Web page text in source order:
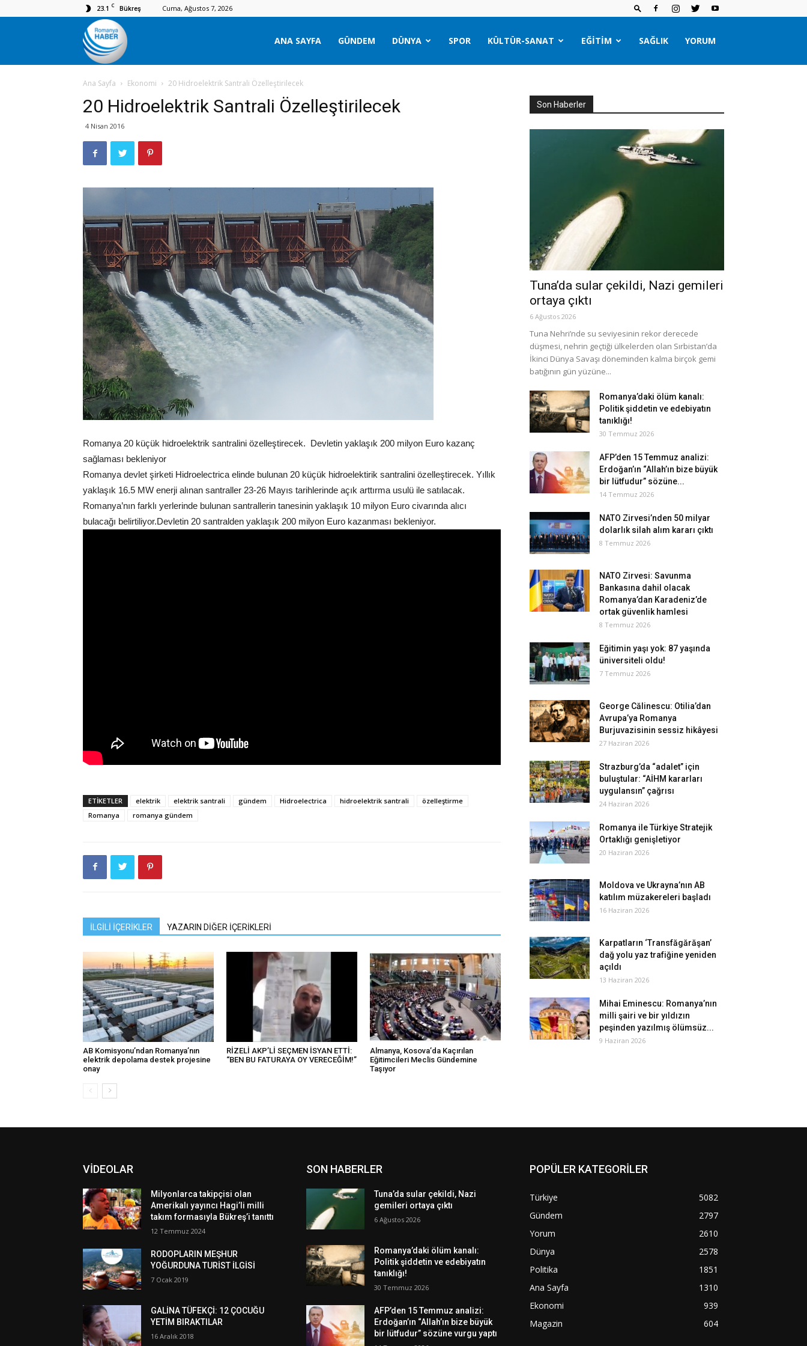
23.1 C Bükreş Cuma, Ağustos 7, 2026
Romanya
Haber
ANA SAYFA GÜNDEM DÜNYA SPOR KÜLTÜR-SANAT EĞITIM SAĞLIK YORUM
Ana Sayfa Ekonomi 20 Hidroelektrik Santrali Özelleştirilecek
20 Hidroelektrik Santrali Özelleştirilecek
4 Nisan 2016
Romanya 20 küçük hidroelektrik santralini özelleştirecek. Devletin yaklaşık 200 milyon Euro kazanç
sağlaması bekleniyor
Romanya devlet şirketi Hidroelectrica elinde bulunan 20 küçük hidroelektirik santralini özelleştirecek. Yıllık
yaklaşık 16.5 MW enerji alınan santraller 23-26 Mayıs tarihlerinde açık arttırma usulü ile satılacak.
Romanya’nın farklı yerlerinde bulunan santrallerin tanesinin yaklaşık 10 milyon Euro civarında alıcı
bulacağı belirtiliyor.Devletin 20 santralden yaklaşık 200 milyon Euro kazanması bekleniyor.
ETIKETLER elektrik elektrik santrali gündem Hidroelectrica hidroelektrik santrali
özelleştirme
Romanya
romanya gündem
İLGİLİ İÇERİKLER YAZARIN DİĞER İÇERİKLERİ
AB Komisyonu’ndan Romanya’nın
elektrik depolama destek projesine
onay
RİZELİ AKP’Lİ SEÇMEN İSYAN ETTİ:
“BEN BU FATURAYA OY VERECEĞİM!”
Almanya, Kosova’da Kaçırılan
Eğitimcileri Meclis Gündemine
Taşıyor
Son Haberler
Tuna’da sular çekildi, Nazi gemileri
ortaya çıktı
6 Ağustos 2026
Tuna Nehri’nde su seviyesinin rekor derecede
düşmesi, nehrin geçtiği ülkelerden olan Sırbistan’da
İkinci Dünya Savaşı döneminden kalma birçok gemi
batığının gün yüzüne...
Romanya’daki ölüm kanalı:
Politik şiddetin ve edebiyatın
tanıklığı!
30 Temmuz 2026
AFP’den 15 Temmuz analizi:
Erdoğan’ın “Allah’ın bize büyük
bir lütfudur” sözüne...
14 Temmuz 2026
NATO Zirvesi’nden 50 milyar
dolarlık silah alım kararı çıktı
8 Temmuz 2026
NATO Zirvesi: Savunma
Bankasına dahil olacak
Romanya’dan Karadeniz’de
ortak güvenlik hamlesi
8 Temmuz 2026
Eğitimin yaşı yok: 87 yaşında
üniversiteli oldu!
7 Temmuz 2026
George Călinescu: Otilia’dan
Avrupa’ya Romanya
Burjuvazisinin sessiz hikâyesi
27 Haziran 2026
Strazburg’da “adalet” için
buluştular: “AİHM kararları
uygulansın” çağrısı
24 Haziran 2026
Romanya ile Türkiye Stratejik
Ortaklığı genişletiyor
20 Haziran 2026
Moldova ve Ukrayna’nın AB
katılım müzakereleri başladı
16 Haziran 2026
Karpatların ‘Transfăgărăşan’
dağ yolu yaz trafiğine yeniden
açıldı
13 Haziran 2026
Mihai Eminescu: Romanya’nın
milli şairi ve bir yıldızın
peşinden yazılmış ölümsüz...
9 Haziran 2026
VİDEOLAR
Milyonlarca takipçisi olan
Amerikalı yayıncı Hagi’li milli
takım formasıyla Bükreş’i tanıttı
12 Temmuz 2024
RODOPLARIN MEŞHUR
YOĞURDUNA TURİST İLGİSİ
7 Ocak 2019
GALİNA TÜFEKÇİ: 12 ÇOCUĞU
YETİM BIRAKTILAR
16 Aralık 2018
SON HABERLER
Tuna’da sular çekildi, Nazi
gemileri ortaya çıktı
6 Ağustos 2026
Romanya’daki ölüm kanalı:
Politik şiddetin ve edebiyatın
tanıklığı!
30 Temmuz 2026
AFP’den 15 Temmuz analizi:
Erdoğan’ın “Allah’ın bize büyük
bir lütfudur” sözüne vurgu yaptı
POPÜLER KATEGORİLER
Türkiye
5082
Gündem
2797
Yorum
2610
Dünya
2578
Politika
1851
Ana Sayfa
1310
Ekonomi
939
Magazin
604